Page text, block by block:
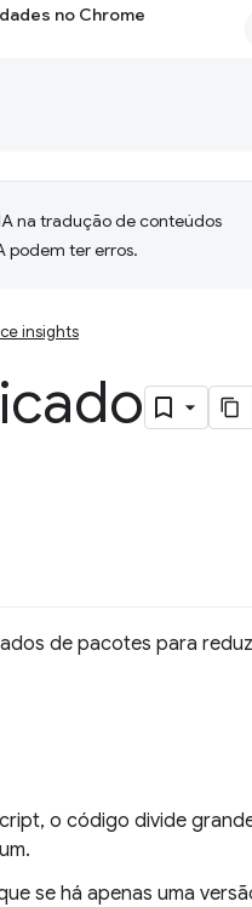
no Chrome
na tradução de conteúdos
podem ter erros.
insights
de pacotes para
o código divide
se há apenas uma